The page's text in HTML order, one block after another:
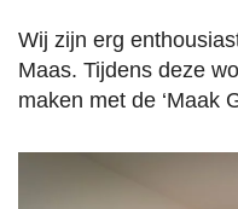
Wij zijn erg
Maas. Tijdens deze
maken met de ‘Maak